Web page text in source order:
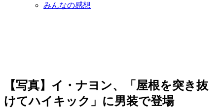
みんなの感想
【写真】イ・ナヨン、「屋根を突き抜
けてハイキック」に男装で登場